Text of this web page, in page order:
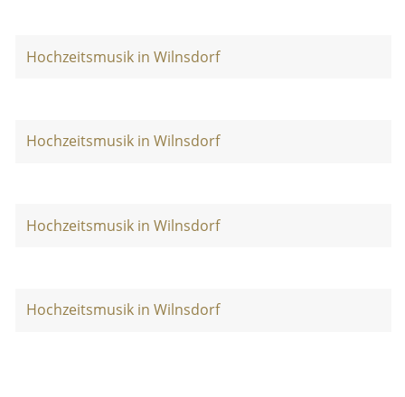
Hochzeitsmusik in Wilnsdorf
Hochzeitsmusik in Wilnsdorf
Hochzeitsmusik in Wilnsdorf
Hochzeitsmusik in Wilnsdorf